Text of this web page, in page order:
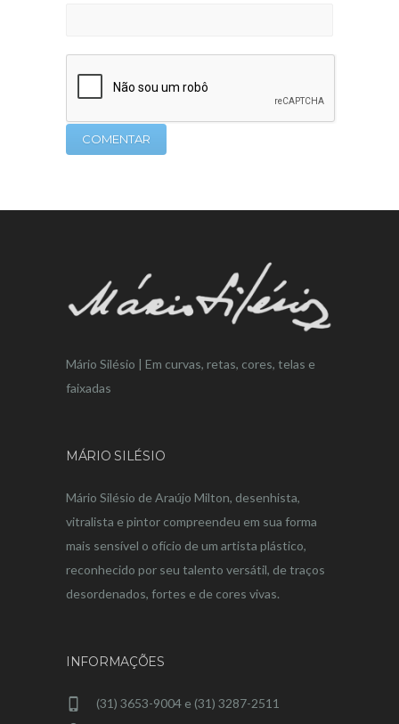
Mário Silésio | Em curvas, retas, cores, telas e
faixadas
MÁRIO SILÉSIO
Mário Silésio de Araújo Milton, desenhista,
vitralista e pintor compreendeu em sua forma
mais sensível o ofício de um artista plástico,
reconhecido por seu talento versátil, de traços
desordenados, fortes e de cores vivas.
INFORMAÇÕES
(31) 3653-9004 e (31) 3287-2511